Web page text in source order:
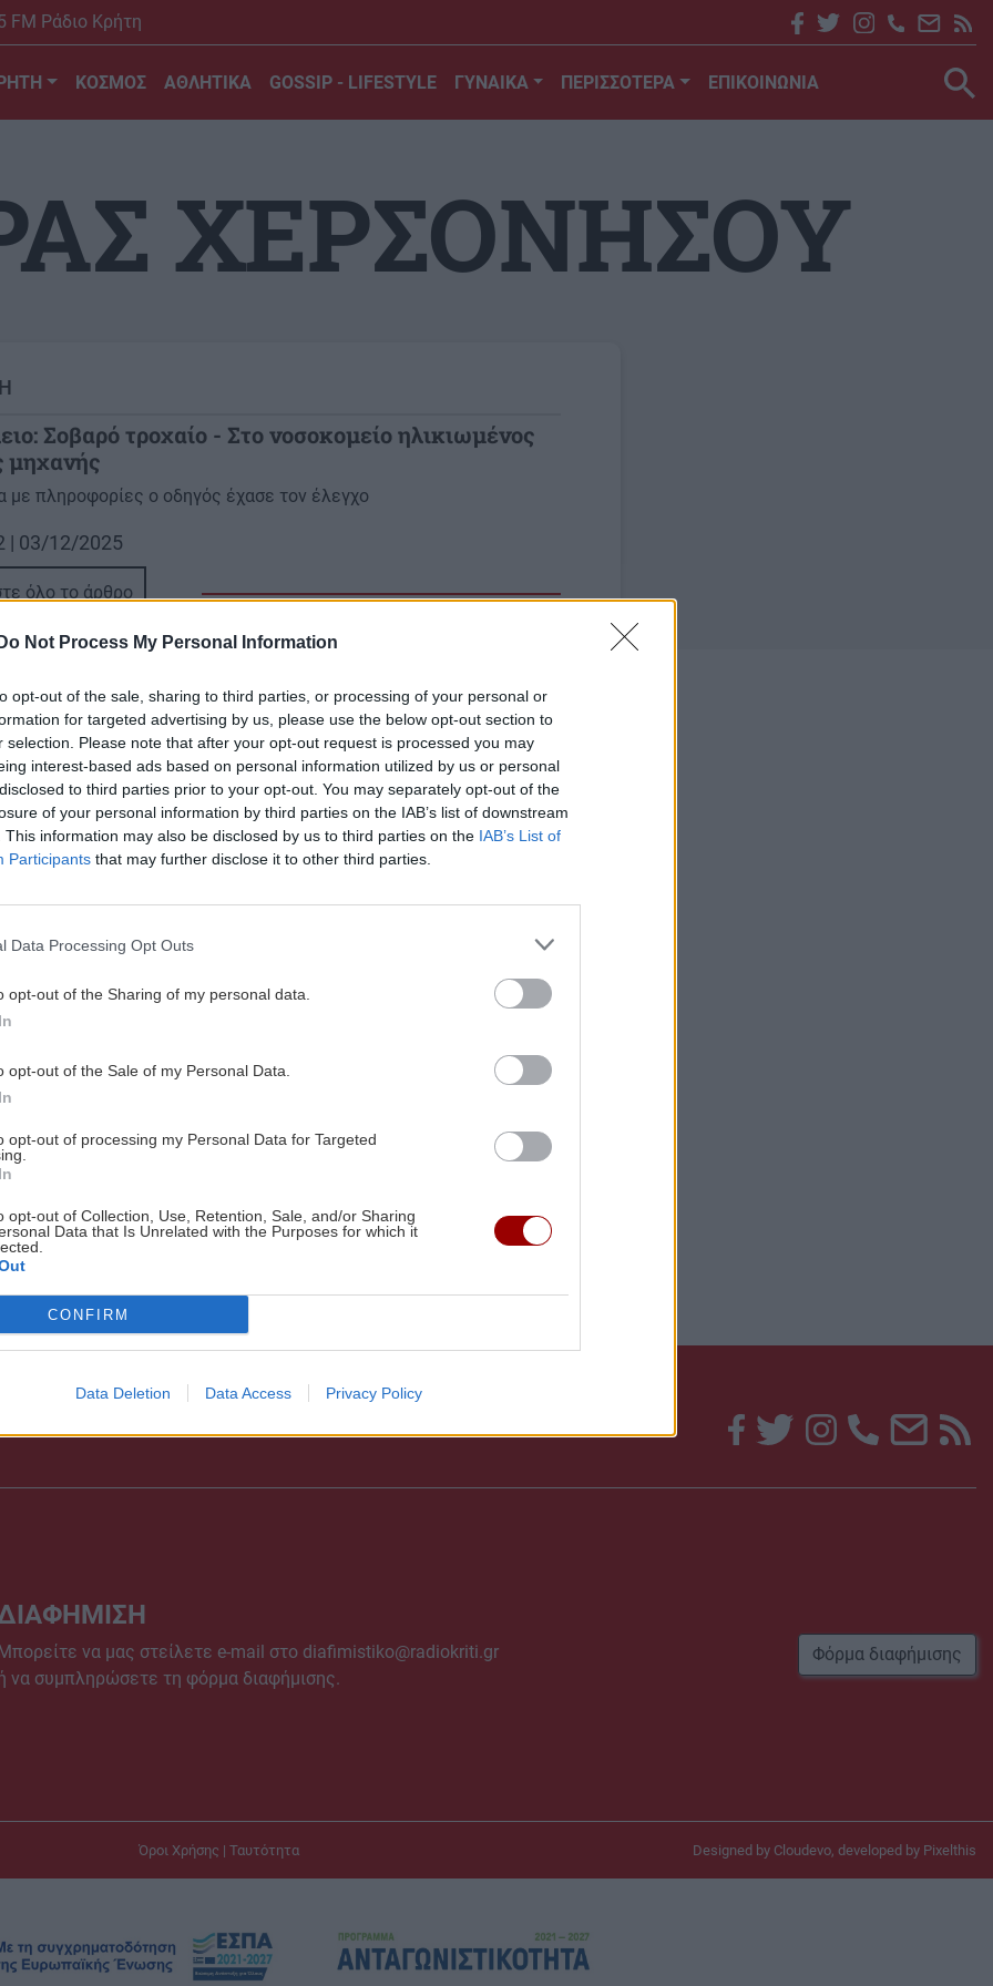
Do Not Process My Personal Information
opt-out of the sale, sharing to third parties, or processing of your personal or
for targeted advertising by us, please use the below opt-out section to
selection. Please note that after your opt-out request is processed you may
interest-based ads based on personal information utilized by us or personal
to third parties prior to your opt-out. You may separately opt-out of the
of your personal information by third parties on the IAB’s list of downstream
This information may also be disclosed by us to third parties on the IAB’s List of
Participants that may further disclose it to other third parties.
Data Processing Opt Outs
opt-out of the Sharing of my personal data.
opt-out of the Sale of my Personal Data.
opt-out of processing my Personal Data for Targeted
opt-out of Collection, Use, Retention, Sale, and/or Sharing
Data that Is Unrelated with the Purposes for which it
CONFIRM
Data Deletion Data Access Privacy Policy
FM Ράδιο Κρήτη
ΚΟΣΜΟΣ ΑΘΛΗΤΙΚΑ GOSSIP - LIFESTYLE ΓΥΝΑΙΚΑ ΠΕΡΙΣΣΟΤΕΡΑ ΕΠΙΚΟΙΝΩΝΙΑ
ΧΕΡΣΟΝΗΣΟΥ
Σοβαρό τροχαίο - Στο νοσοκομείο ηλικιωμένος
μηχανής
πληροφορίες ο οδηγός έχασε τον έλεγχο
| 03/12/2025
όλο το άρθρο
να μας στείλετε e-mail στο diafimistiko@radiokriti.gr
να συμπληρώσετε τη φόρμα διαφήμισης.
Φόρμα διαφήμισης
Όροι Χρήσης | Ταυτότητα Designed by Cloudevo, developed by Pixelthis